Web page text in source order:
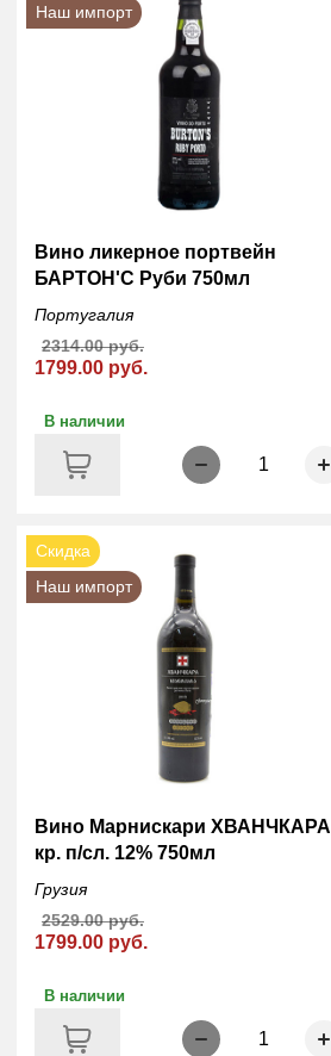
Наш импорт
Вино ликерное портвейн
БАРТОН'С Руби 750мл
Португалия
1799.00 руб.
2314.00 руб.
В наличии
1
Скидка
Наш импорт
Вино Марнискари ХВАНЧКАРА
кр. п/сл. 12% 750мл
Грузия
1799.00 руб.
2529.00 руб.
В наличии
1